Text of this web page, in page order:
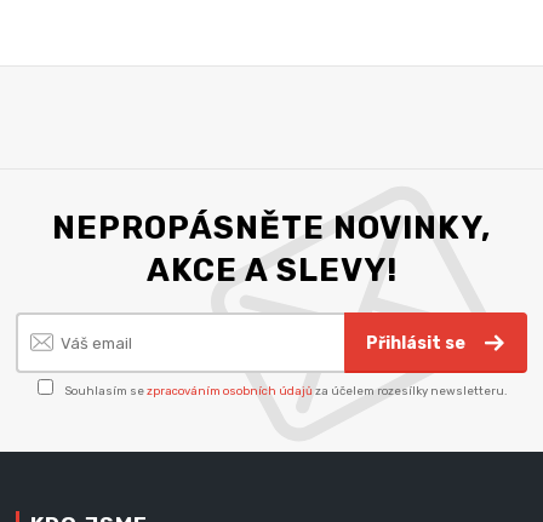
NEPROPÁSNĚTE NOVINKY,
AKCE A SLEVY!
Přihlásit se
Souhlasím sezpracováním osobních údajů za účelem rozesílky newsletteru.